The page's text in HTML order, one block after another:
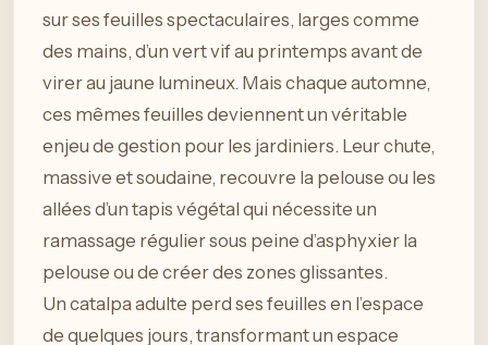
sur ses feuilles spectaculaires, larges comme
des mains, d’un vert vif au printemps avant de
virer au jaune lumineux. Mais chaque automne,
ces mêmes feuilles deviennent un véritable
enjeu de gestion pour les jardiniers. Leur chute,
massive et soudaine, recouvre la pelouse ou les
allées d’un tapis végétal qui nécessite un
ramassage régulier sous peine d’asphyxier la
pelouse ou de créer des zones glissantes.
Un catalpa adulte perd ses feuilles en l’espace
de quelques jours, transformant un espace